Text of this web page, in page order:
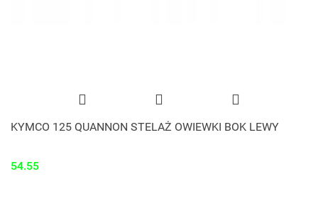
KYMCO 125 QUANNON STELAŻ OWIEWKI BOK LEWY
54.55